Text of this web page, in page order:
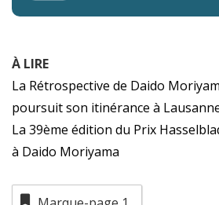
À LIRE
La Rétrospective de Daido
poursuit son itinérance à
La 39ème édition du Prix
à Daido Moriyama